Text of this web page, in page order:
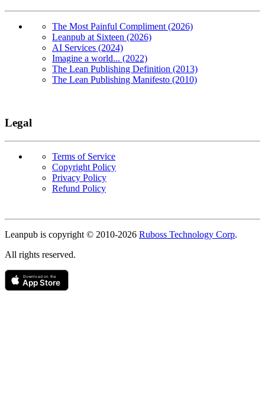
The Most Painful Compliment (2026)
Leanpub at Sixteen (2026)
AI Services (2024)
Imagine a world... (2022)
The Lean Publishing Definition (2013)
The Lean Publishing Manifesto (2010)
Legal
Terms of Service
Copyright Policy
Privacy Policy
Refund Policy
Copyright
Leanpub is copyright © 2010-2026 Ruboss Technology Corp.
All rights reserved.